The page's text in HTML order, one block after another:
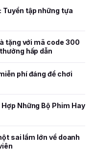
Tuyển tập những tựa
tặng với mã code 300
hấp dẫn
phí đáng để chơi
Những Bộ Phim Hay
sai lầm lớn về doanh